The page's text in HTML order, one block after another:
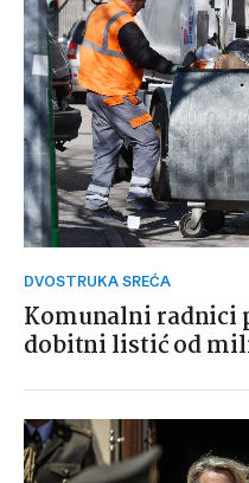
DVOSTRUKA SREĆA
Komunalni radnici
dobitni listić od